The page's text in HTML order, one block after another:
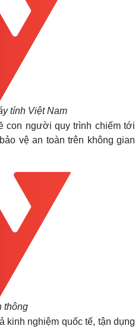
tính Việt Nam
con người quy trình chiếm tới
vệ an toàn trên không gian
thông
kinh nghiệm quốc tế, tận dụng